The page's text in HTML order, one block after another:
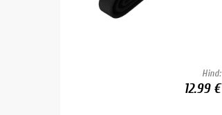
Hind:
12.99 €